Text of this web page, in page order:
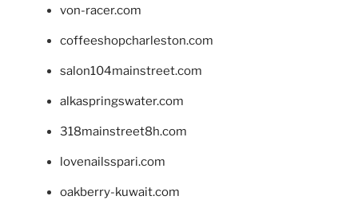
von-racer.com
coffeeshopcharleston.com
salon104mainstreet.com
alkaspringswater.com
318mainstreet8h.com
lovenailsspari.com
oakberry-kuwait.com